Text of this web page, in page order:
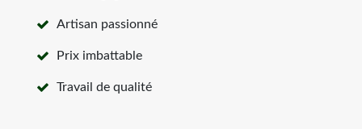
Artisan passionné
Prix imbattable
Travail de qualité